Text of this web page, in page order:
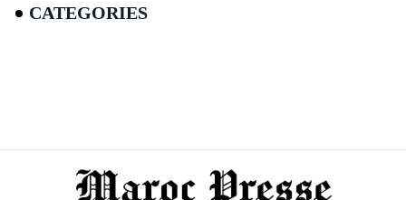
CATEGORIES